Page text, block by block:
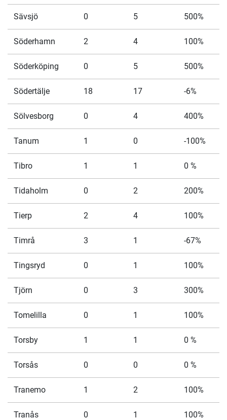
Sävsjö 0 5 500%
Söderhamn 2 4 100%
Söderköping 0 5 500%
Södertälje 18 17 -6%
Sölvesborg 0 4 400%
Tanum 1 0 -100%
Tibro 1 1 0 %
Tidaholm 0 2 200%
Tierp 2 4 100%
Timrå 3 1 -67%
Tingsryd 0 1 100%
Tjörn 0 3 300%
Tomelilla 0 1 100%
Torsby 1 1 0 %
Torsås 0 0 0 %
Tranemo 1 2 100%
Tranås 0 1 100%